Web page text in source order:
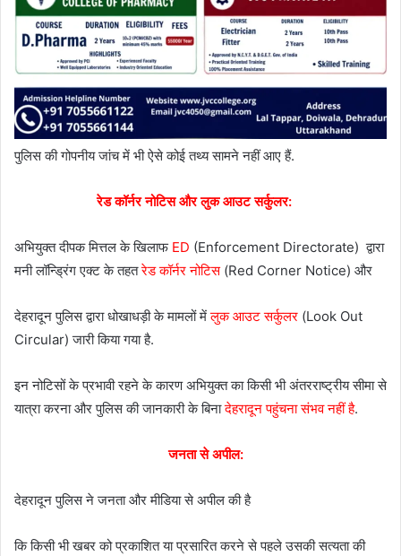
पुलिस की गोपनीय जांच में भी ऐसे कोई तथ्य सामने नहीं आए हैं.
रेड कॉर्नर नोटिस और लुक आउट सर्कुलर:
अभियुक्त दीपक मित्तल के खिलाफ ED (Enforcement Directorate) द्वारा
मनी लॉन्ड्रिंग एक्ट के तहतरेड कॉर्नर नोटिस(Red Corner Notice) और
देहरादून पुलिस द्वारा धोखाधड़ी के मामलों मेंलुक आउट सर्कुलर (Look Out
Circular) जारी किया गया है.
इन नोटिसों के प्रभावी रहने के कारण अभियुक्त का किसी भी अंतरराष्ट्रीय सीमा से
यात्रा करना और पुलिस की जानकारी के बिनादेहरादून पहुंचना संभव नहीं है.
जनता से अपील:
देहरादून पुलिस ने जनता और मीडिया से अपील की है
कि किसी भी खबर को प्रकाशित या प्रसारित करने से पहले उसकी सत्यता की